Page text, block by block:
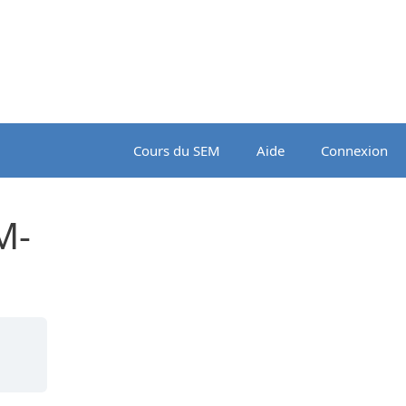
Cours du SEM Aide Connexion